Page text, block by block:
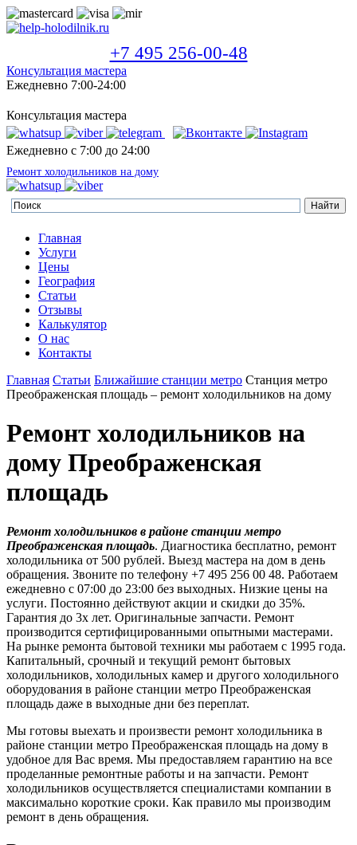
+7 495 256-00-48
Консультация мастера
Ежедневно 7:00-24:00
Консультация мастера
Ежедневно с 7:00 до 24:00
Ремонт холодильников на дому
Главная
Услуги
Цены
География
Статьи
Отзывы
Калькулятор
О нас
Контакты
Главная Статьи Ближайшие станции метро Станция метро
Преображенская площадь – ремонт холодильников на дому
Ремонт холодильников на
дому Преображенская
площадь
Ремонт холодильников в районе станции метро
Преображенская площадь. Диагностика бесплатно, ремонт
холодильника от 500 рублей. Выезд мастера на дом в день
обращения. Звоните по телефону +7 495 256 00 48. Работаем
ежедневно с 07:00 до 23:00 без выходных. Низкие цены на
услуги. Постоянно действуют акции и скидки до 35%.
Гарантия до 3х лет. Оригинальные запчасти. Ремонт
производится сертифицированными опытными мастерами.
На рынке ремонта бытовой техники мы работаем с 1995 года.
Капитальный, срочный и текущий ремонт бытовых
холодильников, холодильных камер и другого холодильного
оборудования в районе станции метро Преображенская
площадь даже в выходные дни без переплат.
Мы готовы выехать и произвести ремонт холодильника в
районе станции метро Преображенская площадь на дому в
удобное для Вас время. Мы предоставляем гарантию на все
проделанные ремонтные работы и на запчасти. Ремонт
холодильников осуществляется специалистами компании в
максимально короткие сроки. Как правило мы производим
ремонт в день обращения.